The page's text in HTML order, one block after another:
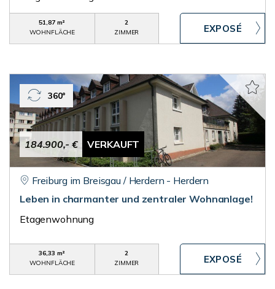
51,87 m²
WOHNFLÄCHE
2
ZIMMER
184.900,- € VERKAUFT
360°
Freiburg im Breisgau / Herdern - Herdern
Leben in charmanter und zentraler Wohnanlage!
Etagenwohnung
36,33 m²
WOHNFLÄCHE
2
ZIMMER